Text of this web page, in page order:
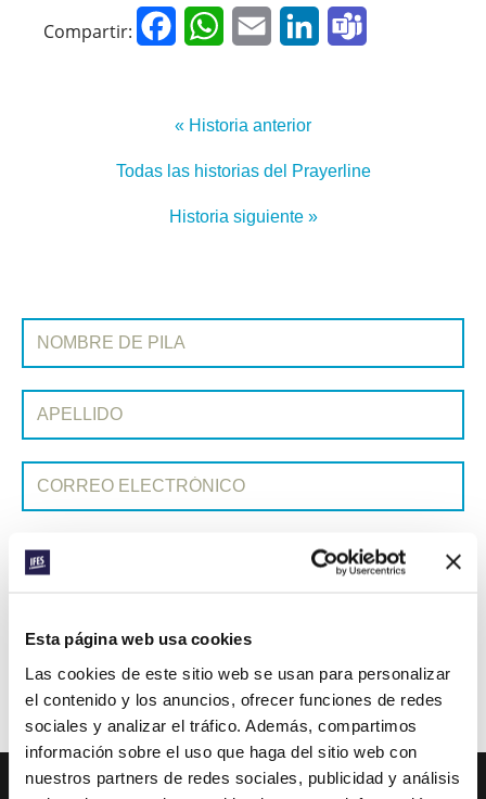
Esta página web usa cookies
Las cookies de este sitio web se usan para personalizar
el contenido y los anuncios, ofrecer funciones de redes
sociales y analizar el tráfico. Además, compartimos
información sobre el uso que haga del sitio web con
nuestros partners de redes sociales, publicidad y análisis
Compartir: FacebookWhatsApp
Email LinkedIn
« Historia anterior
Todas las historias del Prayerline
Historia siguiente »
SUSCRIBIRSE A PRAYERLINE
Nombre de pila:
Apellido:
Correo electrónico:
Cada semana, IFES envía un breve correo electrónico con historias
mundo para inspirarte en tus oraciones.
¡Nos encantaría que te unieras a nosotros!